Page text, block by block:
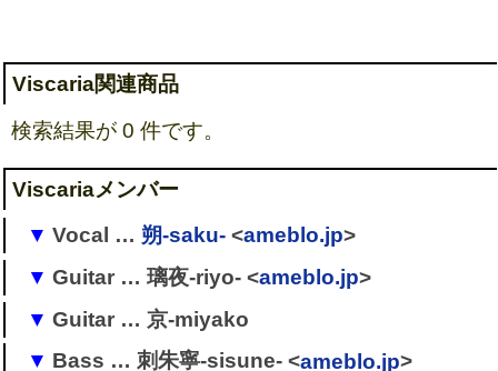
Viscaria関連商品
検索結果が 0 件です。
Viscariaメンバー
Vocal … 朔-saku-<ameblo.jp>
→Viscaria
→ (Lost AngeL)
Guitar … 璃夜-riyo- <ameblo.jp>
→Viscaria
→ (Lost AngeL)
Guitar … 京-miyako
→Viscaria→
Bass … 刺朱寧-sisune- <ameblo.jp>